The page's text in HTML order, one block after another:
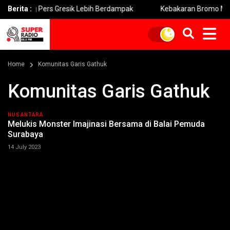
Berita :
Pers Gresik Lebih Berdampak Kebakaran Bromo Meluas
Home Komunitas Garis Gathuk
Komunitas Garis Gathuk
NUSANTARA
Melukis Monster Imajinasi Bersama di Balai Pemuda
Surabaya
14 July 2023